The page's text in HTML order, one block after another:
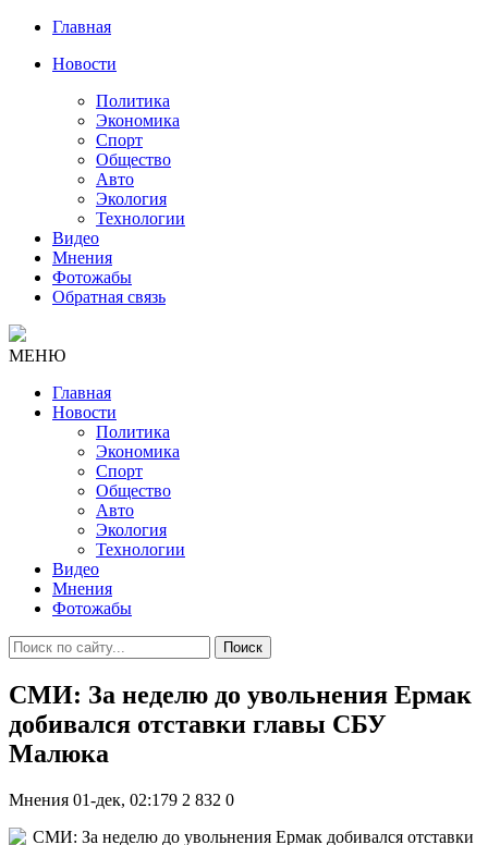
Главная
Новости
Политика
Экономика
Спорт
Общество
Авто
Экология
Технологии
Видео
Мнения
Фотожабы
Обратная связь
МЕНЮ
Главная
Новости
Политика
Экономика
Спорт
Общество
Авто
Экология
Технологии
Видео
Мнения
Фотожабы
Поиск
СМИ: За неделю до увольнения Ермак
добивался отставки главы СБУ
Малюка
Мнения 01-дек, 02:179 2 832 0